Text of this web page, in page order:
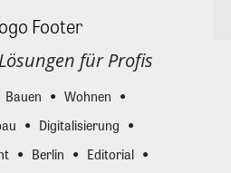
für Profis
Bauen
Wohnen
Digitalisierung
Berlin
Editorial